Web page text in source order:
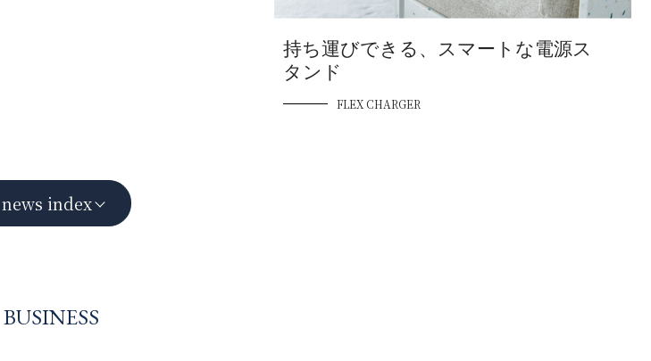
持ち運びできる、スマートな電源ス
タンド
FLEX CHARGER
news index
BUSINESS